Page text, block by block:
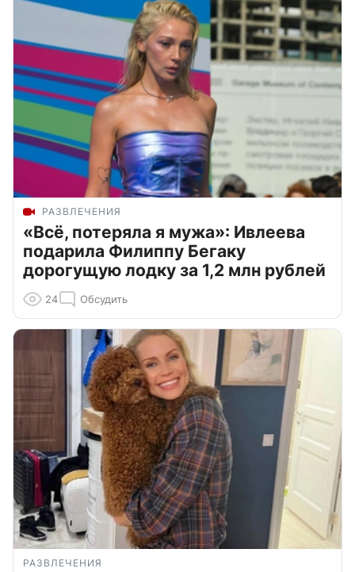
РАЗВЛЕЧЕНИЯ
«Всё, потеряла я мужа»: Ивлеева
подарила Филиппу Бегаку
дорогущую лодку за 1,2 млн рублей
24 Обсудить
РАЗВЛЕЧЕНИЯ